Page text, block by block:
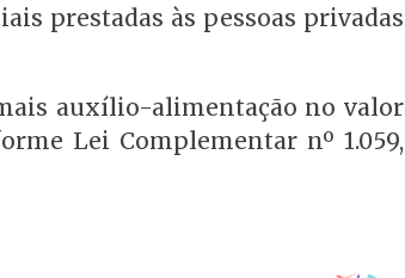
prestadas às pessoas privadas
auxílio-alimentação no valor
Lei Complementar nº 1.059,